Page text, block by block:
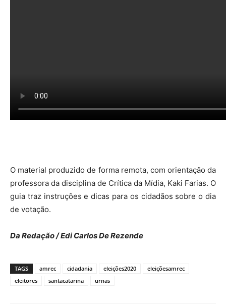
O material produzido de forma remota, com orientação da
professora da disciplina de Crítica da Mídia, Kaki Farias. O
guia traz instruções e dicas para os cidadãos sobre o dia
de votação.
Da Redação / Edi Carlos De Rezende
TAGS amrec cidadania eleições2020
eleiçõesamrec
eleitores
santacatarina urnas